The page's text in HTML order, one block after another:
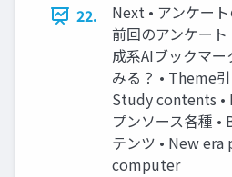
22.
Next • アンケー
前回のアンケート
成系AIブックマ
みる？ • Theme
Study contents •
プンソース各種 •
テンツ • New era
computer